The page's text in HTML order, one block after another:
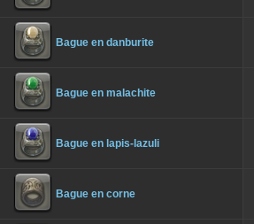
Bague en danburite
Bague en malachite
Bague en lapis-lazuli
Bague en corne